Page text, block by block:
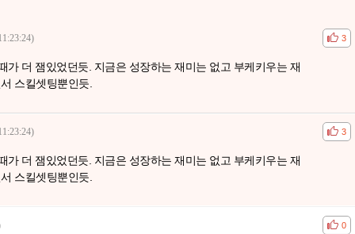
비공
3
가 더 잼있었던듯. 지금은 성장하는 재미는 없고 부케키우는 재
스킬셋팅뿐인듯.
비공
3
가 더 잼있었던듯. 지금은 성장하는 재미는 없고 부케키우는 재
스킬셋팅뿐인듯.
비공
0